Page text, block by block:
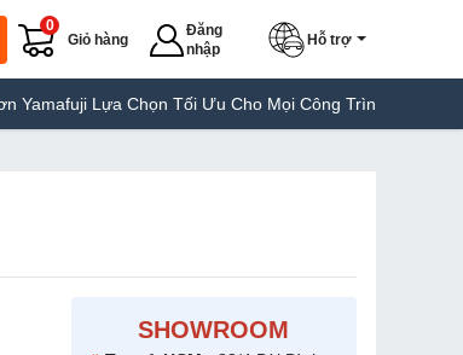
Giỏ hàng
0
Đăng
nhập
Hỗ trợ
Chọn Tối Ưu Cho Mọi Công Trình Máy Hàn Túi
SHOWROOM